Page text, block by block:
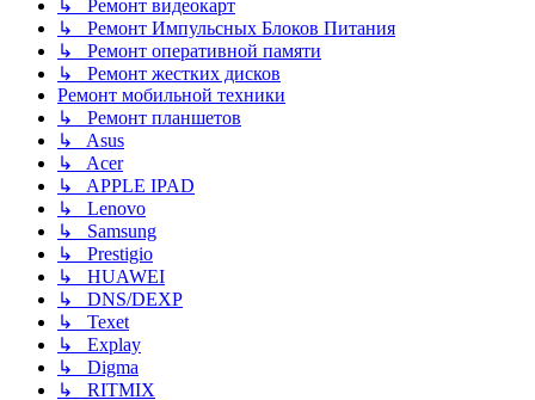
↳ Ремонт видеокарт
↳ Ремонт Импульсных Блоков Питания
↳ Ремонт оперативной памяти
↳ Ремонт жестких дисков
Ремонт мобильной техники
↳ Ремонт планшетов
↳ Asus
↳ Acer
↳ APPLE IPAD
↳ Lenovo
↳ Samsung
↳ Prestigio
↳ HUAWEI
↳ DNS/DEXP
↳ Texet
↳ Explay
↳ Digma
↳ RITMIX